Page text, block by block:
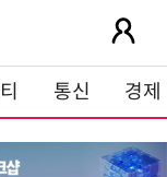
통신 경제